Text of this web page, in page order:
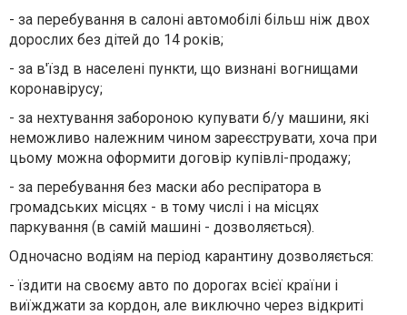
- за перебування в салоні автомобілі більш ніж двох
дорослих без дітей до 14 років;
- за в'їзд в населені пункти, що визнані вогнищами
коронавірусу;
- за нехтування забороною купувати б/у машини, які
неможливо належним чином зареєструвати, хоча при
цьому можна оформити договір купівлі-продажу;
- за перебування без маски або респіратора в
громадських місцях - в тому числі і на місцях
паркування (в самій машині - дозволяється).
Одночасно водіям на період карантину дозволяється:
- їздити на своєму авто по дорогах всієї країни і
виїжджати за кордон, але виключно через відкриті